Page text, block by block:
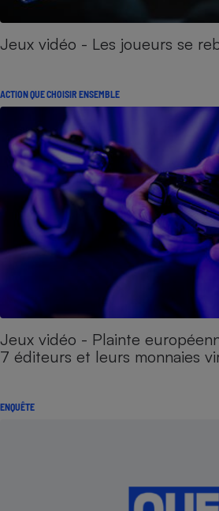
Jeux vidéo - Les joueurs se
ACTION QUE CHOISIR ENSEMBLE
Jeux vidéo - Plainte
7 éditeurs et leurs monnaies
ENQUÊTE